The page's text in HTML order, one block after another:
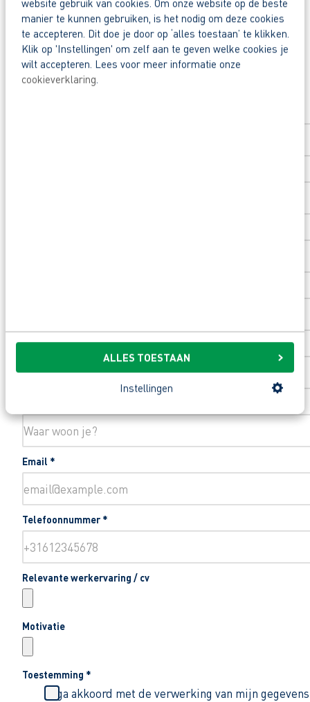
website gebruik van cookies. Om onze website op de beste
manier te kunnen gebruiken, is het nodig om deze cookies
te accepteren. Dit doe je door op ‘alles toestaan’ te klikken.
Klik op 'Instellingen' om zelf aan te geven welke cookies je
wilt accepteren. Lees voor meer informatie onze
cookieverklaring.
ALLES TOESTAAN
Instellingen
Waarom solliciteren via AB Vakwerk?
Snel naar een vast contract.
Beoordeeld door flexkrachten met een 9+.
Opleidingsvoucher van €1.000,00 voor een
Heb je eerst nog vragen? App, bel of mail dan
Deel deze vacature:
Solliciteer direct
Toevoeging huisnummer
Email *
Telefoonnummer *
Relevante werkervaring / cv
Motivatie
Toestemming *
Ik ga akkoord met de verwerking van mijn